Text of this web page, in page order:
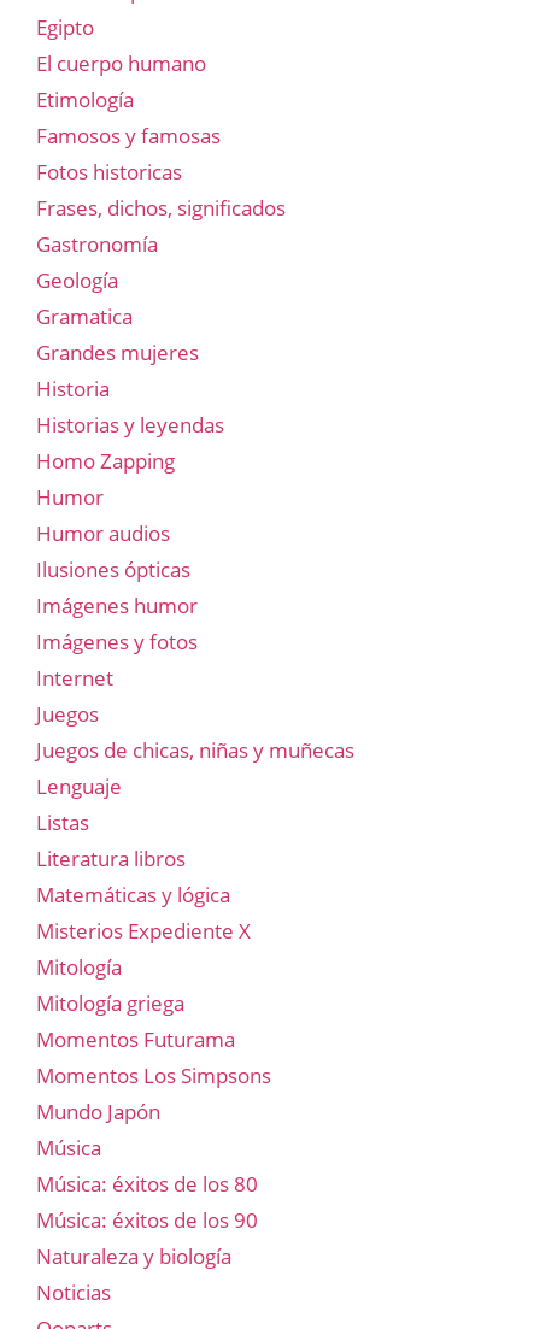
Egipto
El cuerpo humano
Etimología
Famosos y famosas
Fotos historicas
Frases, dichos, significados
Gastronomía
Geología
Gramatica
Grandes mujeres
Historia
Historias y leyendas
Homo Zapping
Humor
Humor audios
Ilusiones ópticas
Imágenes humor
Imágenes y fotos
Internet
Juegos
Juegos de chicas, niñas y muñecas
Lenguaje
Listas
Literatura libros
Matemáticas y lógica
Misterios Expediente X
Mitología
Mitología griega
Momentos Futurama
Momentos Los Simpsons
Mundo Japón
Música
Música: éxitos de los 80
Música: éxitos de los 90
Naturaleza y biología
Noticias